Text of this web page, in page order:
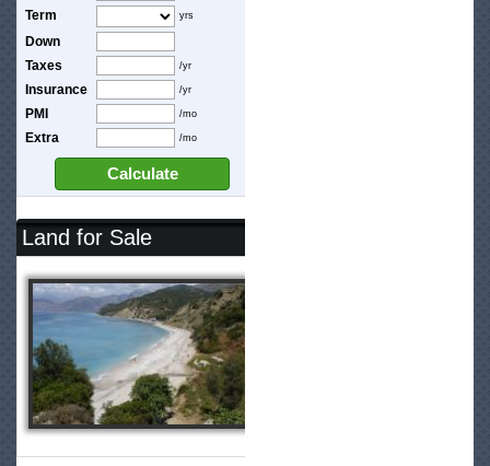
Term yrs
Down
Taxes
/yr
Insurance /yr
PMI /mo
Extra /mo
Calculate
Land for Sale